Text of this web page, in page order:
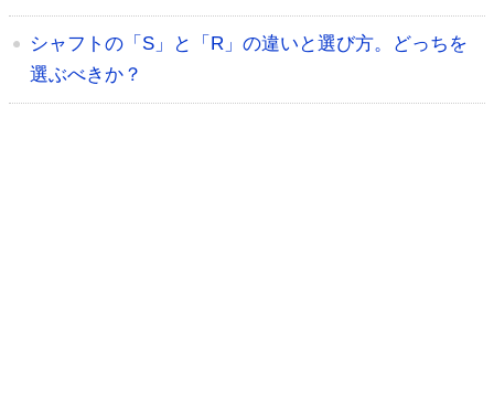
シャフトの「S」と「R」の違いと選び方。どっちを
選ぶべきか？